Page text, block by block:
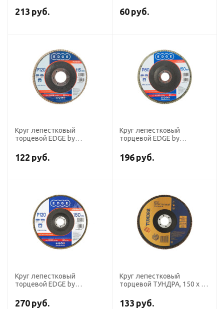
мм, тип КЛТ 1, Р80
213 руб. 60 руб.
Круг лепестковый
торцевой EDGE by
P120
122 руб.
Круг лепестковый
торцевой EDGE by
196 руб.
Круг лепестковый
торцевой EDGE by
P120
270 руб.
Круг лепестковый
торцевой ТУНДРА, 150 х 22
133 руб.